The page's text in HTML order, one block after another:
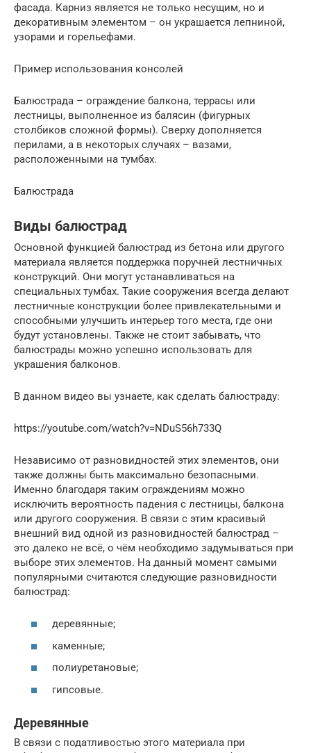
фасада. Карниз является не только несущим, но и
декоративным элементом – он украшается лепниной,
узорами и горельефами.
Пример использования консолей
Балюстрада – ограждение балкона, террасы или
лестницы, выполненное из балясин (фигурных
столбиков сложной формы). Сверху дополняется
перилами, а в некоторых случаях – вазами,
расположенными на тумбах.
Балюстрада
Виды балюстрад
Основной функцией балюстрад из бетона или другого
материала является поддержка поручней лестничных
конструкций. Они могут устанавливаться на
специальных тумбах. Такие сооружения всегда делают
лестничные конструкции более привлекательными и
способными улучшить интерьер того места, где они
будут установлены. Также не стоит забывать, что
балюстрады можно успешно использовать для
украшения балконов.
В данном видео вы узнаете, как сделать балюстраду:
https://youtube.com/watch?v=NDuS56h733Q
Независимо от разновидностей этих элементов, они
также должны быть максимально безопасными.
Именно благодаря таким ограждениям можно
исключить вероятность падения с лестницы, балкона
или другого сооружения. В связи с этим красивый
внешний вид одной из разновидностей балюстрад –
это далеко не всё, о чём необходимо задумываться при
выборе этих элементов. На данный момент самыми
популярными считаются следующие разновидности
балюстрад:
деревянные;
каменные;
полиуретановые;
гипсовые.
Деревянные
В связи с податливостью этого материала при